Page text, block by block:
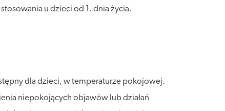
u dzieci od 1. dnia życia.
dla dzieci, w temperaturze pokojowej.
niepokojących objawów lub działań